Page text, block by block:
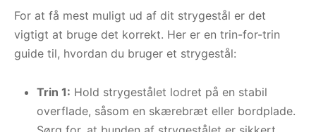
For at få mest muligt ud af dit strygestål er det
vigtigt at bruge det korrekt. Her er en trin-for-trin
guide til, hvordan du bruger et strygestål:
Trin 1: Hold strygestålet lodret på en stabil
overflade, såsom en skærebræt eller bordplade.